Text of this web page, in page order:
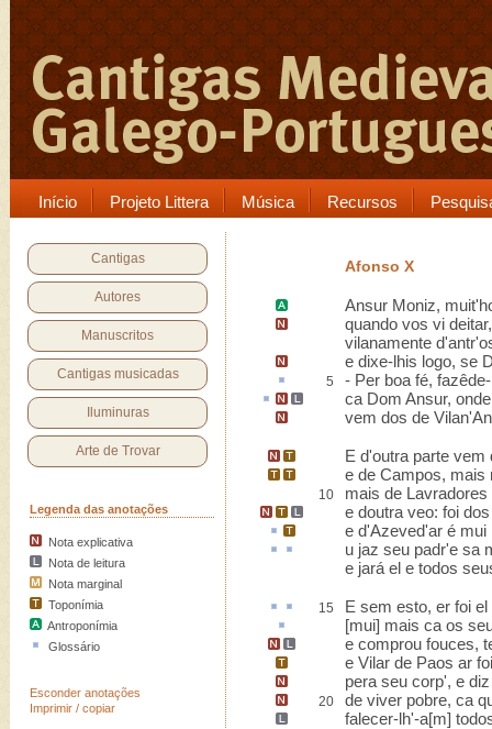
Início Projeto Littera Música Recursos
Cantigas
Autores
Manuscritos
Cantigas musicadas
Iluminuras
Arte de Trovar
Legenda das anotações
Nota explicativa
Nota de leitura
Nota marginal
Toponímia
Antroponímia
Glossário
Esconder anotações
Imprimir / copiar
Afonso X
Ansur Moniz,
quando vos vi
vilanamente
e dixe-lhis logo, se
5 - Per boa fé,
ca Dom Ansur,
vem dos de
E d'outra parte vem
e de Campos, mais
10
mais de
e doutra veo: foi
e d'Azeved'ar é mui
u jaz seu padr'e sa
e jará el e todos
15 E sem esto, er foi el
[mui] mais ca os
e comprou fouces,
e Vilar de Paos ar
pera seu corp', e
20 de viver pobre, ca
falecer-lh'-a[m]